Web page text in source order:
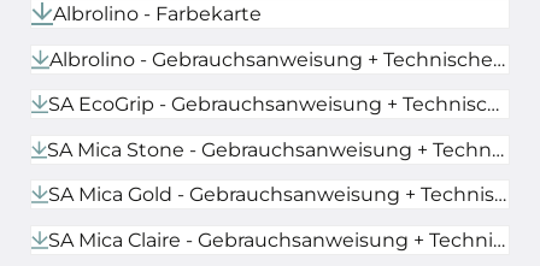
Albrolino - Farbekarte
Albrolino - Gebrauchsanweisung + Technisches Datenblatt
SA EcoGrip - Gebrauchsanweisung + Technisches Datenblatt
SA Mica Stone - Gebrauchsanweisung + Technisches Datenblatt
SA Mica Gold - Gebrauchsanweisung + Technisches Datenblatt
SA Mica Claire - Gebrauchsanweisung + Technisches Datenblatt